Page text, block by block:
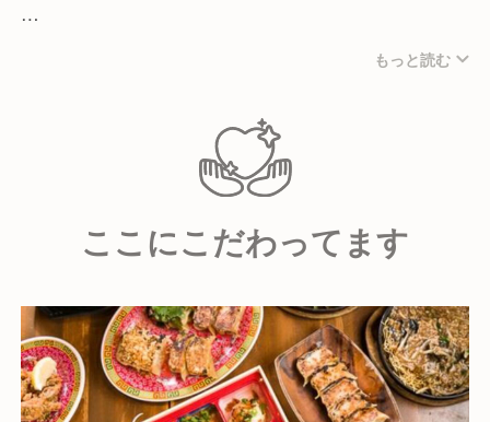
いキャリアアップが可能な環境です！
もっと読む
ここにこだわってます